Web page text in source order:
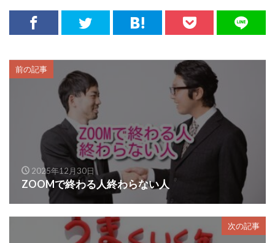
前の記事
2025年12月30日
ZOOMで終わる人終わらない人
次の記事